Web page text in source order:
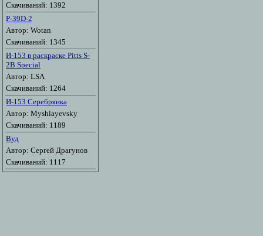
Скачиваний: 1392
P-39D-2
Автор: Wotan
Скачиваний: 1345
И-153 в раскраске Pitts S-
2B Special
Автор: LSA
Скачиваний: 1264
И-153 Серебрянка
Автор: Myshlayevsky
Скачиваний: 1189
Вуд
Автор: Сергей Драгунов
Скачиваний: 1117